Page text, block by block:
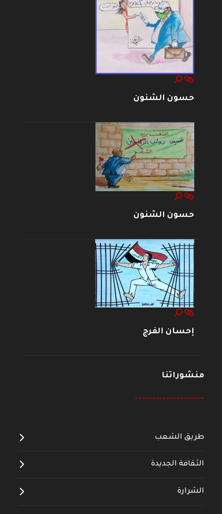
حسون الشنون
حسون الشنون
إحسان الفرج
منشوراتنا
--------------------
طريق الشعب
الثقافة الجديدة
الشرارة